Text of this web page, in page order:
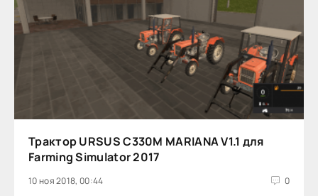
Трактор URSUS C330M MARIANA V1.1 для
Farming Simulator 2017
10 ноя 2018, 00:44 0